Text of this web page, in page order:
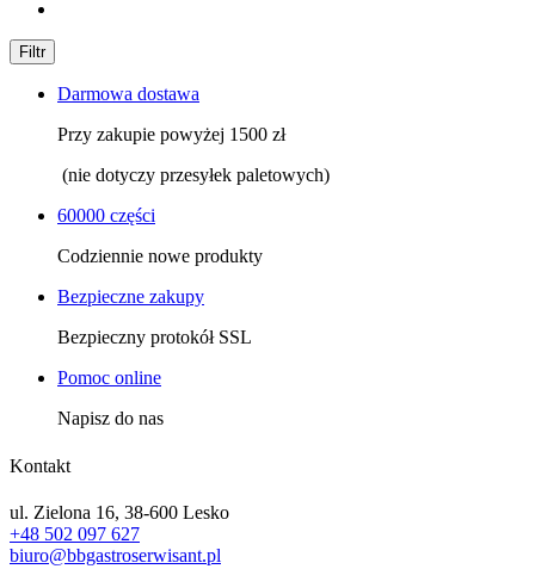
Filtr
Darmowa dostawa
Przy zakupie powyżej 1500 zł
(nie dotyczy przesyłek paletowych)
60000 części
Codziennie nowe produkty
Bezpieczne zakupy
Bezpieczny protokół SSL
Pomoc online
Napisz do nas
Kontakt
ul. Zielona 16, 38-600 Lesko
+48 502 097 627
biuro@bbgastroserwisant.pl